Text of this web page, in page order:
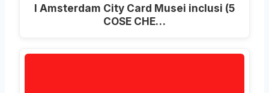
I Amsterdam City Card Musei inclusi (5
COSE CHE…